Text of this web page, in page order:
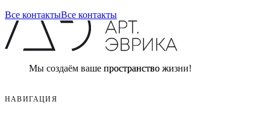
Все контактыВсе контакты
Мы создаём ваше пространство жизни!
НАВИГАЦИЯ